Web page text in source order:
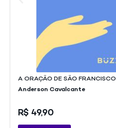
A ORAÇÃO DE SÃO FRANCISCO
Anderson Cavalcante
R$ 49,90